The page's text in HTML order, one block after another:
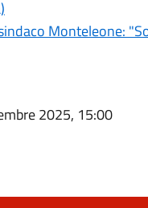
Monteleone:
2025, 15:00